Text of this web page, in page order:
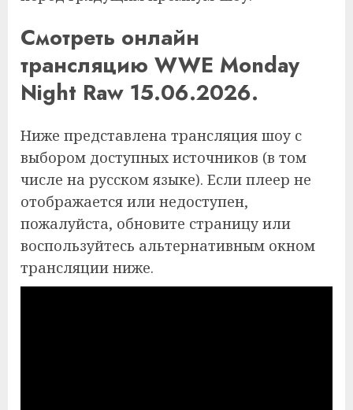
Смотреть онлайн
трансляцию WWE Monday
Night Raw 15.06.2026.
Ниже представлена трансляция шоу с
выбором доступных источников (в том
числе на русском языке). Если плеер не
отображается или недоступен,
пожалуйста, обновите страницу или
воспользуйтесь альтернативным окном
трансляции ниже.